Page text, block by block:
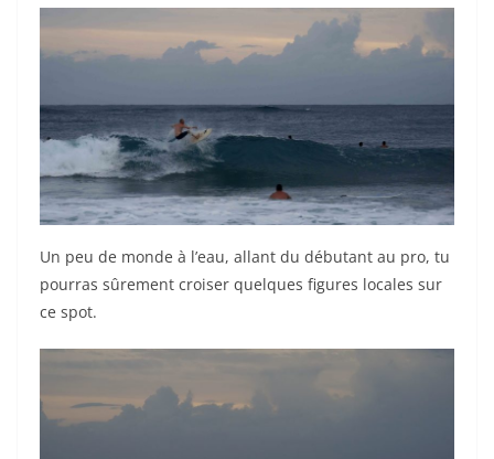
Un peu de monde à l’eau, allant du débutant au pro, tu
pourras sûrement croiser quelques figures locales sur
ce spot.